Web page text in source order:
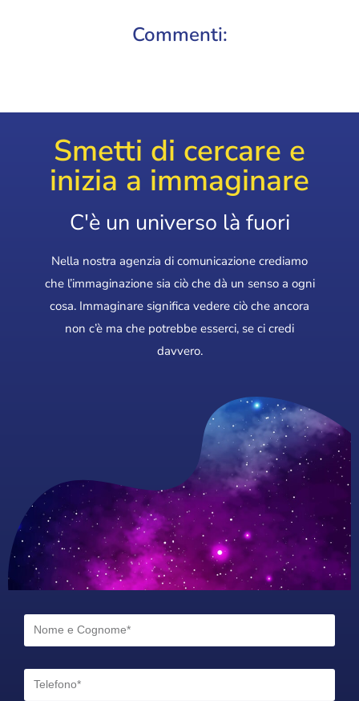
Commenti:
Smetti di cercare e
inizia a immaginare
C'è un universo là fuori
Nella nostra agenzia di comunicazione crediamo
che l’immaginazione sia ciò che dà un senso a ogni
cosa. Immaginare significa vedere ciò che ancora
non c’è ma che potrebbe esserci, se ci credi
davvero.